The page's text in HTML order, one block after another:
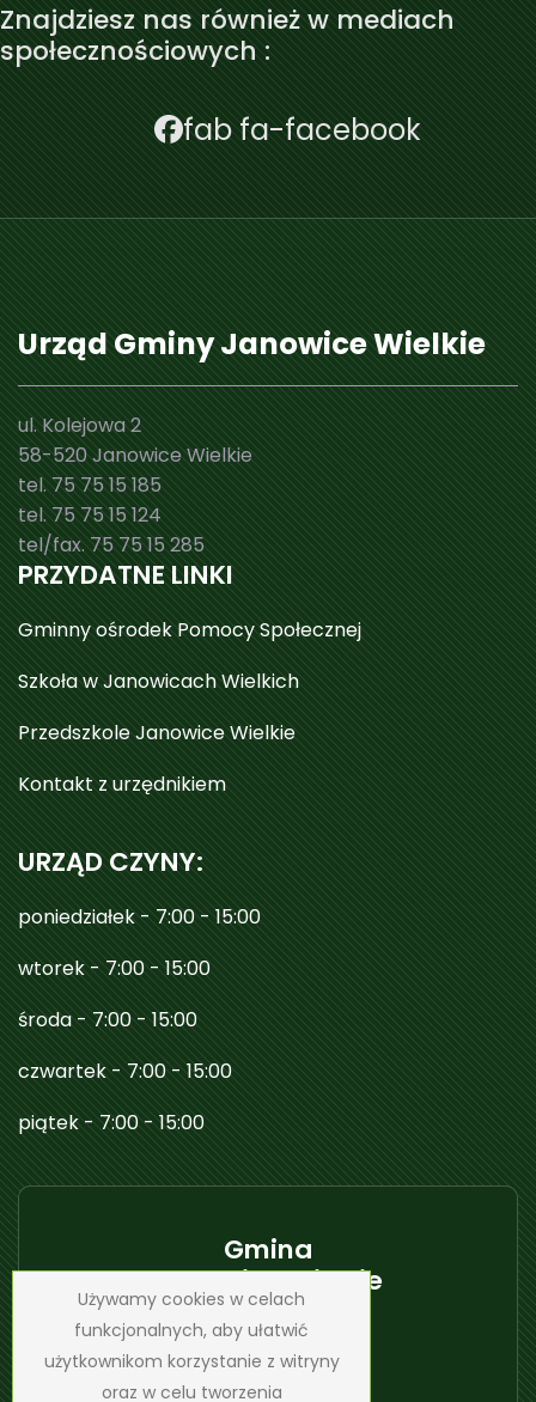
Znajdziesz nas również w mediach
społecznościowych :
fab fa-facebook
Urząd Gminy Janowice Wielkie
ul. Kolejowa 2
58-520 Janowice Wielkie
tel. 75 75 15 185
tel. 75 75 15 124
tel/fax. 75 75 15 285
PRZYDATNE LINKI
Gminny ośrodek Pomocy Społecznej
Szkoła w Janowicach Wielkich
Przedszkole Janowice Wielkie
Kontakt z urzędnikiem
URZĄD CZYNY:
poniedziałek - 7:00 - 15:00
wtorek - 7:00 - 15:00
środa - 7:00 - 15:00
czwartek - 7:00 - 15:00
piątek - 7:00 - 15:00
Gmina
Janowice Wielkie
Używamy cookies w celach
funkcjonalnych, aby ułatwić
użytkownikom korzystanie z witryny
oraz w celu tworzenia